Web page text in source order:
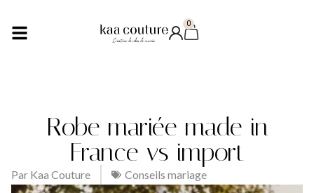
0
Robe mariée made in
France vs import
Par Kaa Couture Conseils mariage